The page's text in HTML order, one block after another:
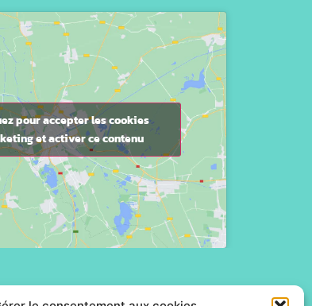
pour accepter les cookies
et activer ce contenu